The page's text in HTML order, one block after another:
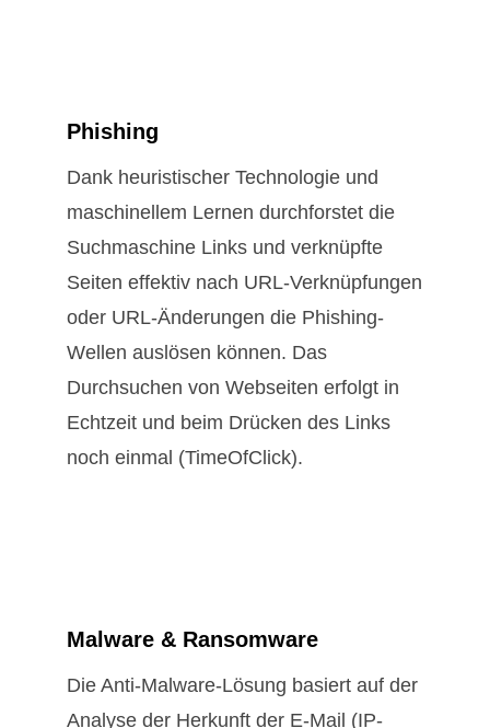
Phishing
Dank heuristischer Technologie und
maschinellem Lernen durchforstet die
Suchmaschine Links und verknüpfte
Seiten effektiv nach URL-Verknüpfungen
oder URL-Änderungen die Phishing-
Wellen auslösen können. Das
Durchsuchen von Webseiten erfolgt in
Echtzeit und beim Drücken des Links
noch einmal (TimeOfClick).
Malware & Ransomware
Die Anti-Malware-Lösung basiert auf der
Analyse der Herkunft der E-Mail (IP-